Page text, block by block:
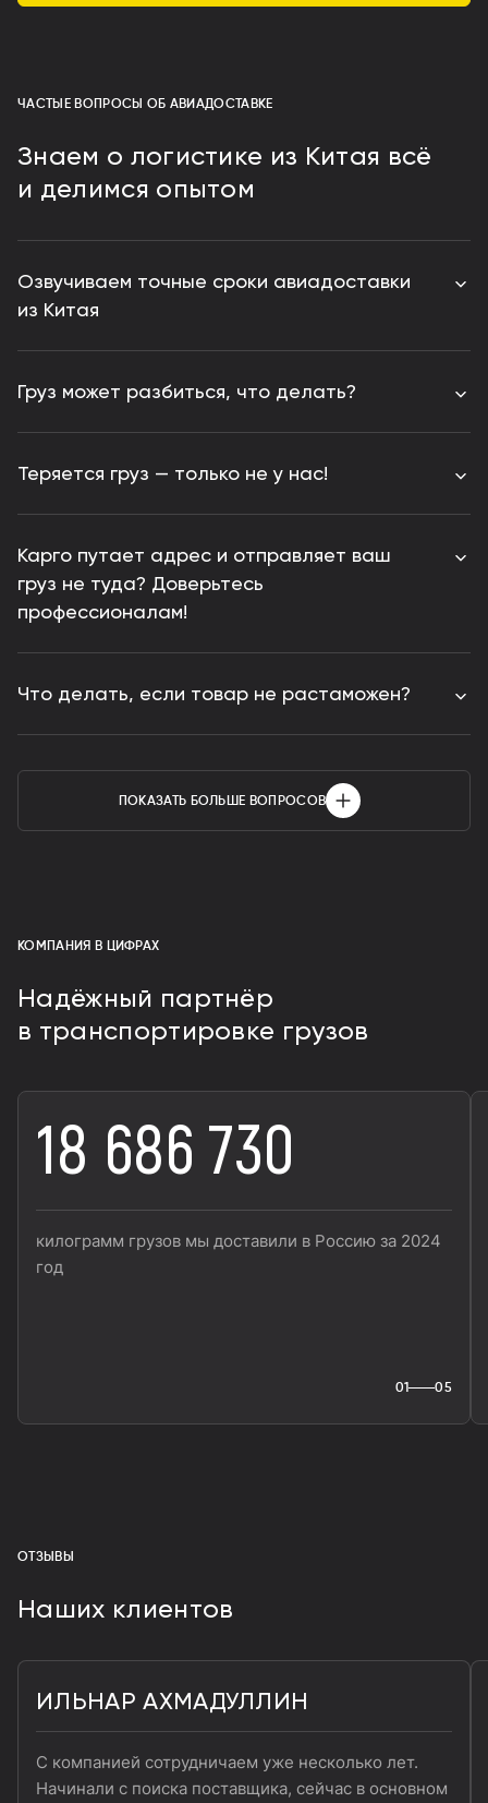
ЧАСТЫЕ ВОПРОСЫ ОБ АВИАДОСТАВКЕ
Знаем о логистике из Китая всё
и делимся опытом
Озвучиваем точные сроки авиадоставки
из Китая
Груз может разбиться, что делать?
Теряется груз — только не у нас!
Карго путает адрес и отправляет ваш
груз не туда? Доверьтесь
профессионалам!
Что делать, если товар не растаможен?
ПОКАЗАТЬ БОЛЬШЕ ВОПРОСОВ
КОМПАНИЯ В ЦИФРАХ
Надёжный партнёр
в транспортировке грузов
18 686 730
килограмм грузов мы доставили в Россию за 2024
год
01 05
ОТЗЫВЫ
Наших клиентов
ИЛЬНАР АХМАДУЛЛИН
С компанией сотрудничаем уже несколько лет.
Начинали с поиска поставщика, сейчас в основном